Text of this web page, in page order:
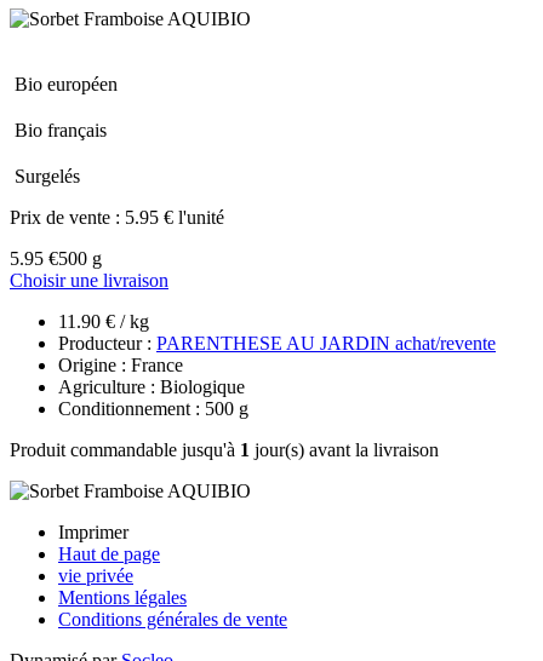
Bio européen
Bio français
Surgelés
Prix de vente : 5.95 € l'unité
5.95 €500 g
Choisir une livraison
11.90 € / kg
Producteur : PARENTHESE AU JARDIN achat/revente
Origine : France
Agriculture : Biologique
Conditionnement : 500 g
Produit commandable jusqu'à 1 jour(s) avant la livraison
Imprimer
Haut de page
vie privée
Mentions légales
Conditions générales de vente